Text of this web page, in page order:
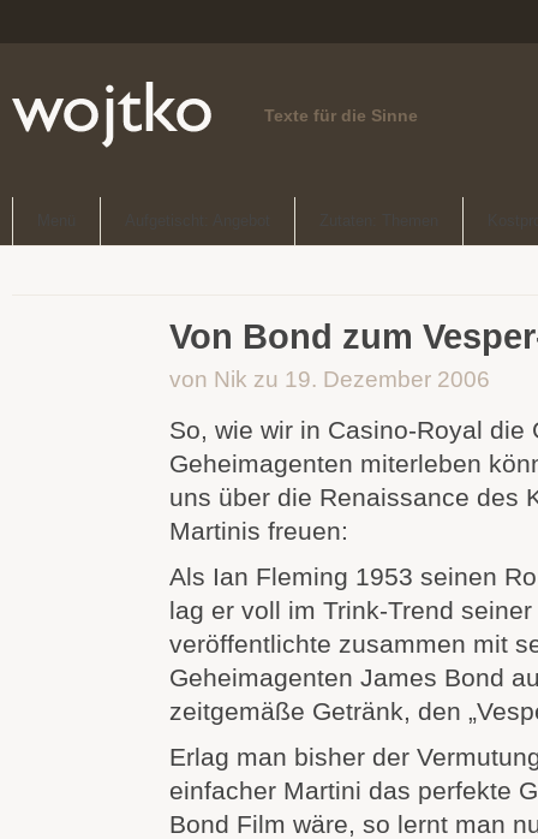
Texte für die Sinne
Von Bond zum
von Nik zu 19. Dezember 2006
So, wie wir in Casino-Royal die
Geheimagenten miterleben
uns über die Renaissance des
Martinis freuen:
Als Ian Fleming 1953 seinen
lag er voll im Trink-Trend
veröffentlichte zusammen mit
Geheimagenten James Bond
zeitgemäße Getränk, den
Erlag man bisher der
einfacher Martini das perfekte
Bond Film wäre, so lernt man